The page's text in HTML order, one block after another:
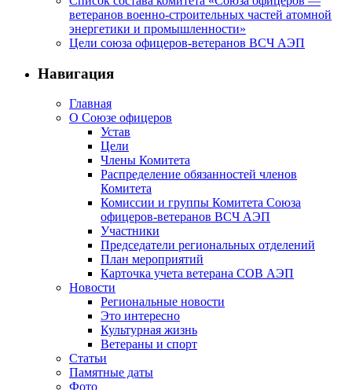
ветеранов военно-строительных частей атомной
энергетики и промышленности»
Цели союза офицеров-ветеранов ВСЧ АЭП
Навигация
Главная
О Союзе офицеров
Устав
Цели
Члены Комитета
Распределение обязанностей членов
Комитета
Комиссии и группы Комитета Союза
офицеров-ветеранов ВСЧ АЭП
Участники
Председатели региональных отделений
План мероприятий
Карточка учета ветерана CОВ АЭП
Новости
Региональные новости
Это интересно
Культурная жизнь
Ветераны и спорт
Статьи
Памятные даты
Фото